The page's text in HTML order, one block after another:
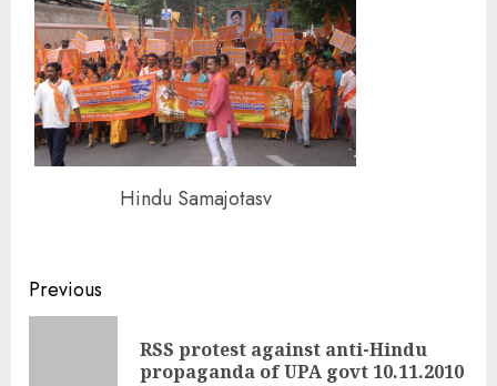
Hindu Samajotasv
Continue
Reading
Previous
RSS protest against anti-Hindu
propaganda of UPA govt 10.11.2010